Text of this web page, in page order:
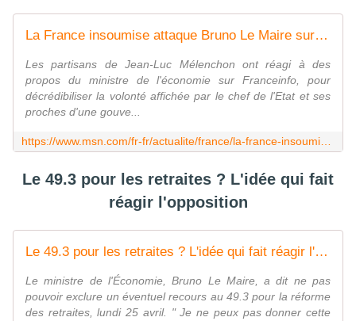
La France insoumise attaque Bruno Le Maire sur le 49.3 et la réforme des retraites
Les partisans de Jean-Luc Mélenchon ont réagi à des
propos du ministre de l'économie sur Franceinfo, pour
décrédibiliser la volonté affichée par le chef de l'Etat et ses
proches d'une gouve...
https://www.msn.com/fr-fr/actualite/france/la-france-insoumise-attaque-bruno-le-maire-sur-le-493-et-la-r-c3-a9forme-des-retraites/ar-AAWzt5H
Le 49.3 pour les retraites ? L'idée qui fait
réagir l'opposition
Le 49.3 pour les retraites ? L'idée qui fait réagir l'opposition
Le ministre de l'Économie, Bruno Le Maire, a dit ne pas
pouvoir exclure un éventuel recours au 49.3 pour la réforme
des retraites, lundi 25 avril. " Je ne peux pas donner cette